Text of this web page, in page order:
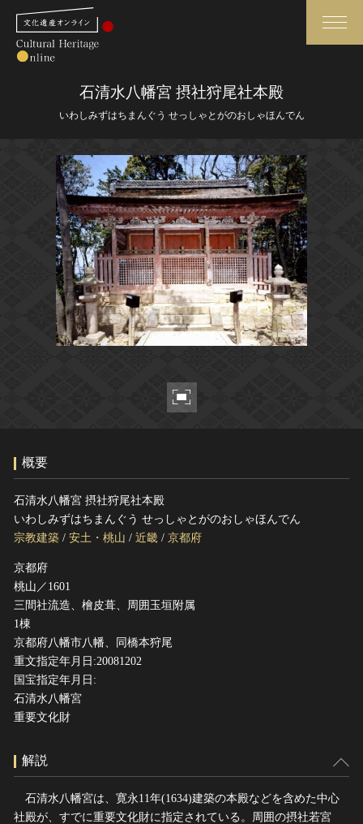
さらに詳細検索
さらに詳細検索
カテゴリで見る
世界遺産と無形文化遺産
全国の美術館・博物館
媒体資料・関連記事等
博物館、美術館の皆さまへ
文化庁よりご挨拶
今月のみどころ
お知らせ一覧
このサイトについて
サイトのご意見はこちら
文化遺産データベース
石清水八幡宮 摂社狩尾社本殿
いわしみずはちまんぐう せっしゃとがのおしゃほんでん
概要
石清水八幡宮 摂社狩尾社本殿
いわしみずはちまんぐう せっしゃとがのおしゃほんでん
宗教建築 / 安土・桃山 / 近畿 / 京都府
京都府
桃山／1601
三間社流造、檜皮葺、周囲玉垣附属
1棟
京都府八幡市八幡、同橋本狩尾
重文指定年月日:20081202
国宝指定年月日:
石清水八幡宮
重要文化財
解説
石清水八幡宮は、寛永11年(1634)建築の本殿などを含めた中心
社殿が、すでに重要文化財に指定されている。周囲の摂社若宮